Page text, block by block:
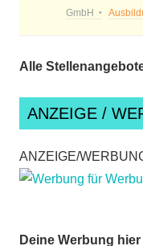
GmbH
Alle
ANZEIGE /
ANZEIGE/
Deine Werbung